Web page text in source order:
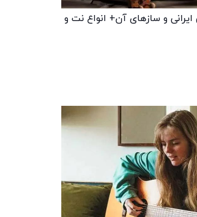
و سازهای آن+ انواع نت و